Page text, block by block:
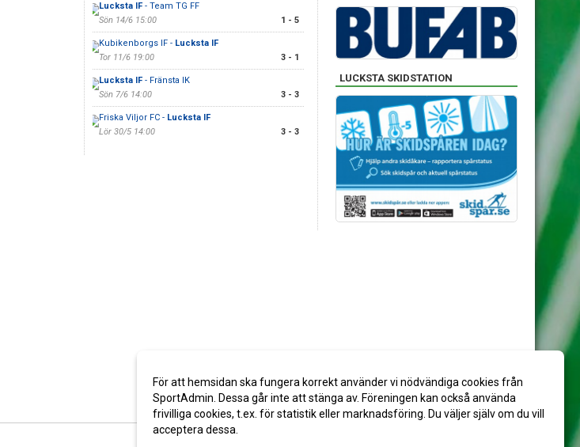
Lucksta IF- Team TG FF
Sön 14/6 15:00
1 - 5
Kubikenborgs IF - Lucksta IF
Tor 11/6 19:00
3 - 1
Lucksta IF- Fränsta IK
Sön 7/6 14:00
3 - 3
Friska Viljor FC - Lucksta IF
Lör 30/5 14:00
3 - 3
LUCKSTA SKIDSTATION
För att hemsidan ska fungera korrekt använder vi nödvändiga cookies från
SportAdmin. Dessa går inte att stänga av. Föreningen kan också använda
frivilliga cookies, t.ex. för statistik eller marknadsföring. Du väljer själv om du vill
acceptera dessa.